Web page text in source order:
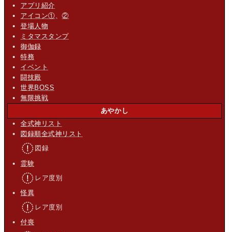
アプリ紹介
アイコン①、②
登場人物
ミタマスタンプ
御伽録
特務
イベント
闘技殿
世界BOSS
無限挑戦
あやかし
全式神リスト
図録順全式神リスト
図録
霊験
レア度別
怪異
レア度別
付喪